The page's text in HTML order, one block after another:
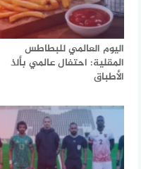
اليوم العالمي للبطاطس
المقلية: احتفال عالمي بألذ
الأطباق